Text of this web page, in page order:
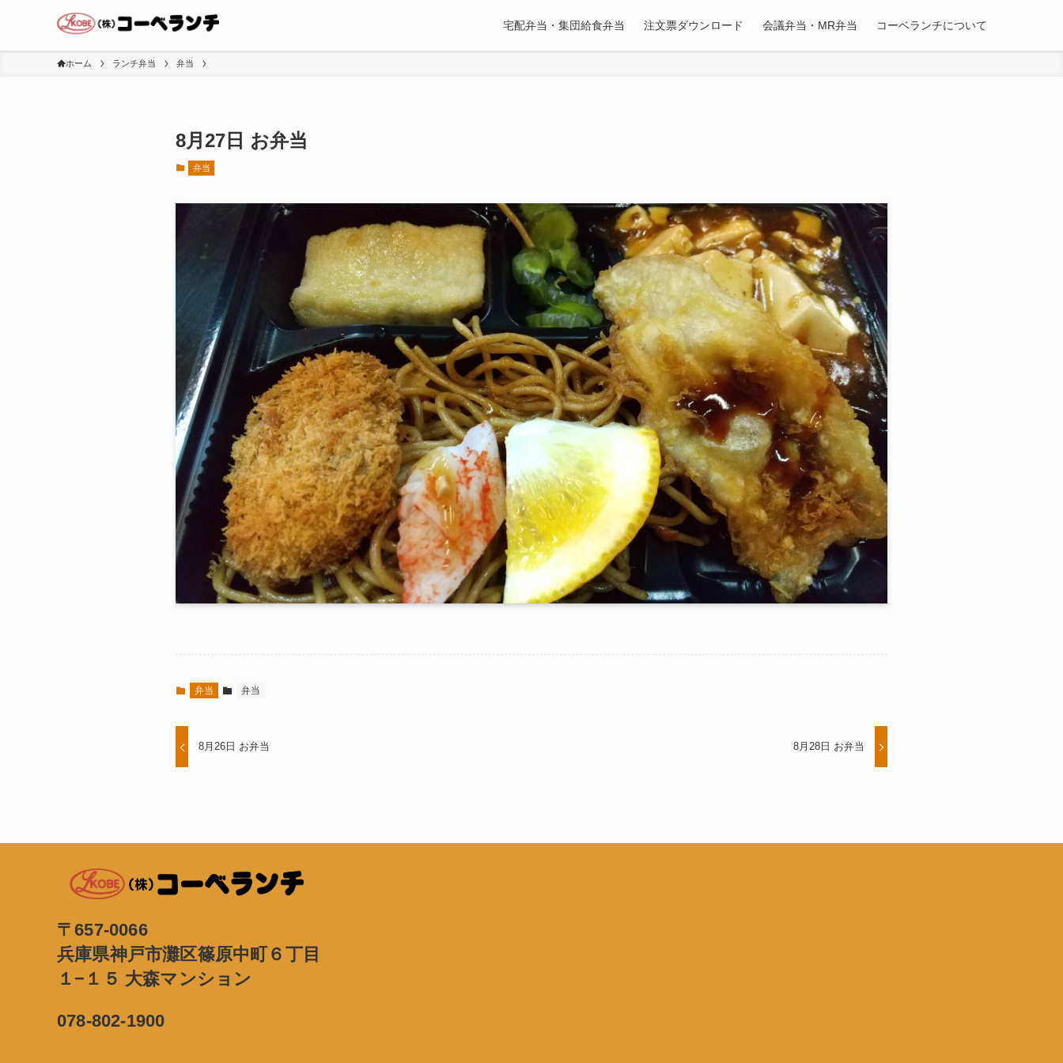
宅配弁当・集団給食弁当 注文票ダウンロード 会議弁当・MR弁当 コーベランチについて
ホーム ランチ弁当 弁当
8月27日 お弁当
弁当
弁当 弁当
8月26日 お弁当 8月28日 お弁当
〒657-0066
兵庫県神戸市灘区篠原中町６丁目
１−１５ 大森マンション
078-802-1900